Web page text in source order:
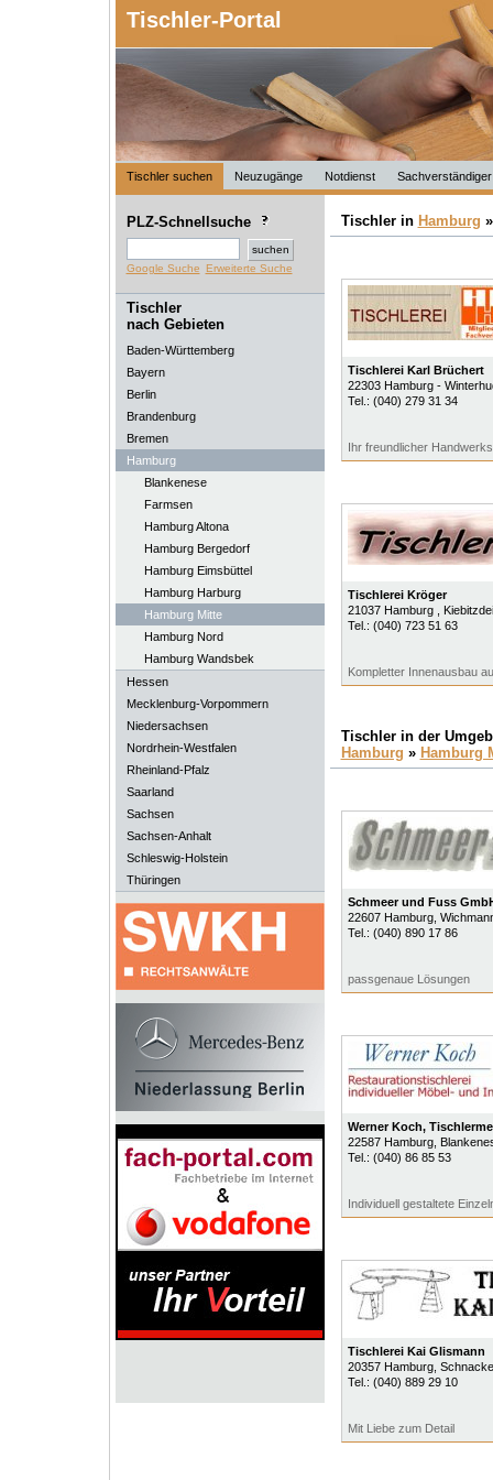
Tischler-Portal
Tischler suchen Neuzugänge Notdienst Sachverständiger
PLZ-Schnellsuche
Google Suche Erweiterte Suche
Tischler
nach Gebieten
Baden-Württemberg
Bayern
Berlin
Brandenburg
Bremen
Hamburg
Blankenese
Farmsen
Hamburg Altona
Hamburg Bergedorf
Hamburg Eimsbüttel
Hamburg Harburg
Hamburg Mitte
Hamburg Nord
Hamburg Wandsbek
Hessen
Mecklenburg-Vorpommern
Niedersachsen
Nordrhein-Westfalen
Rheinland-Pfalz
Saarland
Sachsen
Sachsen-Anhalt
Schleswig-Holstein
Thüringen
Tischler in Hamburg
Tischlerei Karl Brüchert
22303 Hamburg -
Tel.: (040) 279 31 34
Ihr freundlicher
Tischlerei Kröger
21037 Hamburg
,
Tel.: (040) 723 51 63
Kompletter Innenausbau
Tischler in der
Hamburg » Hamburg
Schmeer und Fuss
22607 Hamburg,
Tel.: (040) 890 17 86
passgenaue Lösungen
Werner Koch,
22587 Hamburg,
Tel.: (040) 86 85 53
Individuell gestaltete
Tischlerei Kai Glismann
20357 Hamburg,
Tel.: (040) 889 29 10
Mit Liebe zum Detail